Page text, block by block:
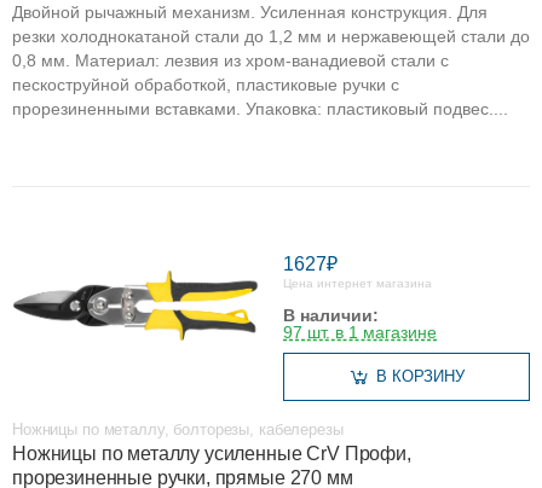
Двойной рычажный механизм. Усиленная конструкция. Для
резки холоднокатаной стали до 1,2 мм и нержавеющей стали до
0,8 мм. Материал: лезвия из хром-ванадиевой стали с
пескоструйной обработкой, пластиковые ручки с
прорезиненными вставками. Упаковка: пластиковый подвес....
1627₽
Цена интернет магазина
В наличии:
97 шт. в 1 магазине
В КОРЗИНУ
Ножницы по металлу, болторезы, кабелерезы
Ножницы по металлу усиленные CrV Профи,
прорезиненные ручки, прямые 270 мм